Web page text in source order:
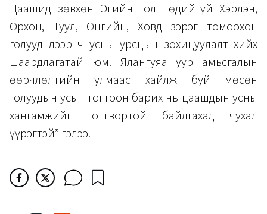
Цаашид зөвхөн Эгийн гол төдийгүй Хэрлэн,
Орхон, Туул, Онгийн, Ховд зэрэг томоохон
голууд дээр ч усны урсцын зохицуулалт хийх
шаардлагатай юм. Ялангуяа уур амьсгалын
өөрчлөлтийн улмаас хайлж буй мөсөн
голуудын усыг тогтоон барих нь цаашдын усны
хангамжийг тогтвортой байлгахад чухал
үүрэгтэй” гэлээ.